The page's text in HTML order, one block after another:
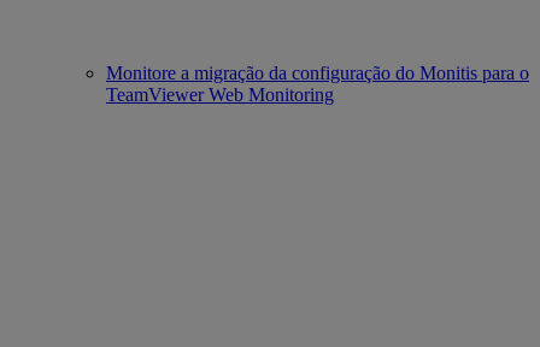
Monitore a migração da configuração do Monitis para o
TeamViewer Web Monitoring